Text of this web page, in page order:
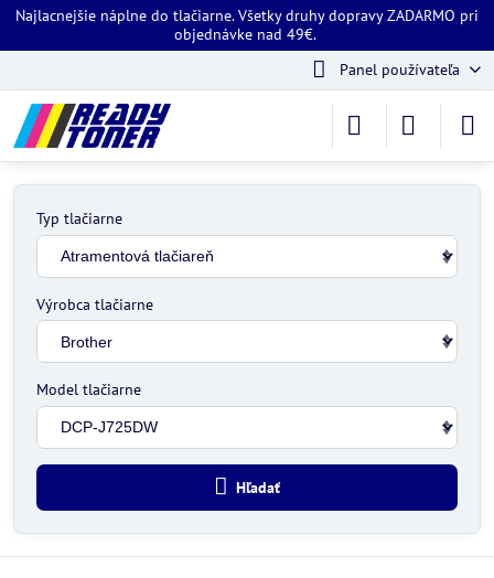
Najlacnejšie náplne do tlačiarne. Všetky druhy dopravy ZADARMO pri
objednávke nad 49€.
Panel používateľa
Typ tlačiarne
Výrobca tlačiarne
Model tlačiarne
Hľadať